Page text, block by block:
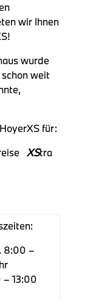
wir Ihnen
wurde
weit
für:
XStra
8:00 –
– 13:00